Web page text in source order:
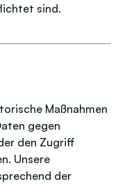
sind.
Maßnahmen
gegen
den Zugriff
Unsere
der